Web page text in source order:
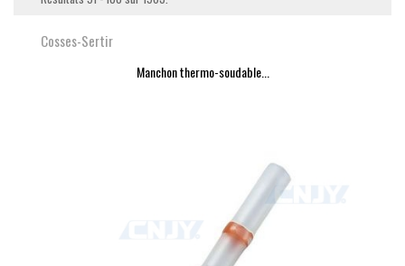
Cosses-Sertir
Manchon thermo-soudable...